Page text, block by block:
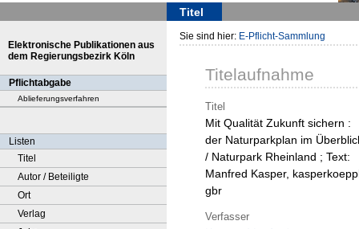
Titel
Elektronische Publikationen aus
dem Regierungsbezirk Köln
Pflichtabgabe
Ablieferungsverfahren
Listen
Titel
Autor / Beteiligte
Ort
Verlag
Sie sind hier: E-Pflicht-Sammlung
Titelaufnahme
Titel
Mit Qualität Zukunft sichern :
der Naturparkplan im
/ Naturpark Rheinland ; Text:
Manfred Kasper,
gbr
Verfasser